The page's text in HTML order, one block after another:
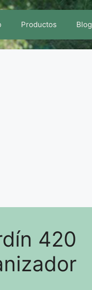
Productos Blog
420